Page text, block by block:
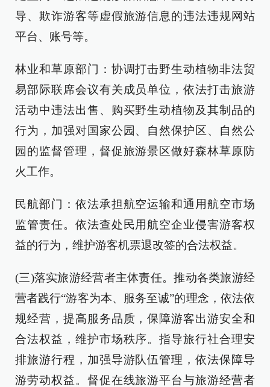
导、欺诈游客等虚假旅游信息的违法违规网站
平台、账号等。
林业和草原部门：协调打击野生动植物非法贸
易部际联席会议有关成员单位，依法打击旅游
活动中违法出售、购买野生动植物及其制品的
行为，加强对国家公园、自然保护区、自然公
园的监督管理，督促旅游景区做好森林草原防
火工作。
民航部门：依法承担航空运输和通用航空市场
监管责任。依法查处民用航空企业侵害游客权
益的行为，维护游客机票退改签的合法权益。
(三)落实旅游经营者主体责任。推动各类旅游经
营者践行“游客为本、服务至诚”的理念，依法依
规经营，提高服务品质，保障游客出游安全和
合法权益，维护市场秩序。指导旅行社合理安
排旅游行程，加强导游队伍管理，依法保障导
游劳动权益。督促在线旅游平台与旅游经营者